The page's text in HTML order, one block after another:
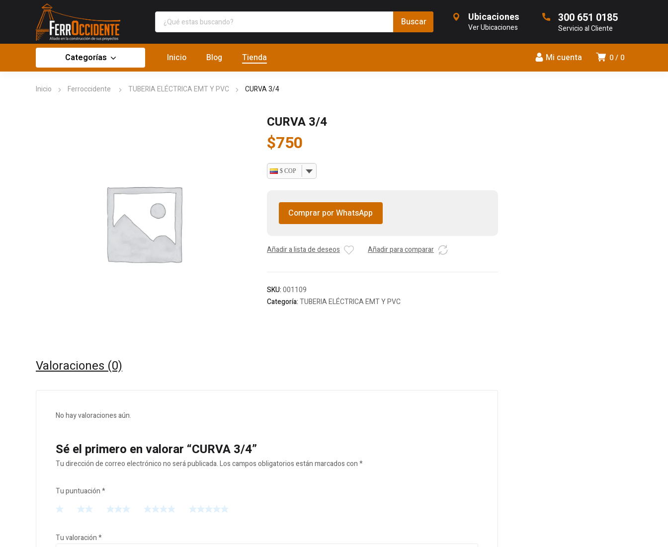
Ubicaciones
Ver Ubicaciones
300 651 0185
Servicio al Cliente
0 0
Mi cuenta
Categorías Inicio Blog Tienda
Inicio Ferroccidente TUBERIA ELÉCTRICA EMT Y PVC CURVA 3/4
CURVA 3/4
$750
$ COP
Comprar por WhatsApp
Añadir a lista de deseos Añadir para comparar
SKU:001109
Categoría:TUBERIA ELÉCTRICA EMT Y PVC
Valoraciones (0)
No hay valoraciones aún.
Sé el primero en valorar “CURVA 3/4”
Tu dirección de correo electrónico no será publicada.Los campos obligatorios están marcados con*
Tu puntuación*
Tu valoración*